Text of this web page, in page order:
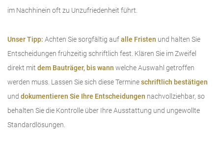
im Nachhinein oft zu Unzufriedenheit führt.
Unser Tipp: Achten Sie sorgfältig aufalle Fristen und halten Sie
Entscheidungen frühzeitig schriftlich fest. Klären Sie im Zweifel
direkt mit dem Bauträger, bis wann welche Auswahl getroffen
werden muss. Lassen Sie sich diese Termineschriftlich bestätigen
und dokumentieren Sie Ihre Entscheidungen nachvollziehbar, so
behalten Sie die Kontrolle über Ihre Ausstattung und ungewollte
Standardlösungen.